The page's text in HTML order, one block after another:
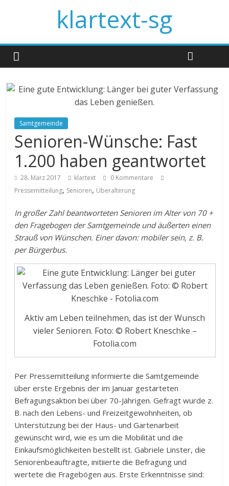
klartext-sg
Samtgemeinde
Senioren-Wünsche: Fast
1.200 haben geantwortet
28. März 2017 klartext
0 Kommentare
Pressemitteilung, Senioren, Überalterung
In großer Zahl beantworteten Senioren im Alter von 70 +
den Fragebogen der Samtgemeinde und äußerten einen
Strauß von Wünschen. Einer davon: mobiler sein, z. B.
per Bürgerbus.
Aktiv am Leben teilnehmen, das ist der Wunsch
vieler Senioren. Foto: © Robert Kneschke –
Fotolia.com
Per Pressemitteilung informierte die Samtgemeinde
über erste Ergebnis der im Januar gestarteten
Befragungsaktion bei über 70-Jährigen. Gefragt wurde z.
B. nach den Lebens- und Freizeitgewohnheiten, ob
Unterstützung bei der Haus- und Gartenarbeit
gewünscht wird, wie es um die Mobilität und die
Einkaufsmöglichkeiten bestellt ist. Gabriele Linster, die
Seniorenbeauftragte, initiierte die Befragung und
wertete die Fragebögen aus. Erste Erkenntnisse sind: